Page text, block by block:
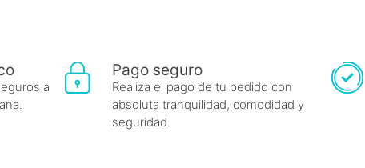
a
Pago seguro
Realiza el pago de tu pedido con
absoluta tranquilidad, comodidad y
seguridad.